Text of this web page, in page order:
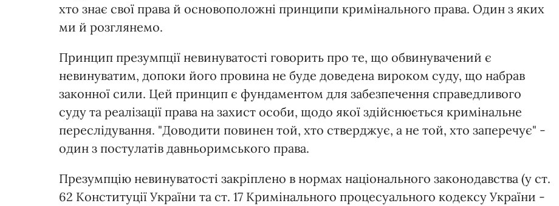
хто знає свої права й основоположні принципи кримінального права. Один з яких
ми й розглянемо.
Принцип презумпції невинуватості говорить про те, що обвинувачений є
невинуватим, допоки його провина не буде доведена вироком суду, що набрав
законної сили. Цей принцип є фундаментом для забезпечення справедливого
суду та реалізації права на захист особи, щодо якої здійснюється кримінальне
переслідування. "Доводити повинен той, хто стверджує, а не той, хто заперечує" -
один з постулатів давньоримського права.
Презумпцію невинуватості закріплено в нормах національного законодавства (у ст.
62 Конституції України та ст. 17 Кримінального процесуального кодексу України -